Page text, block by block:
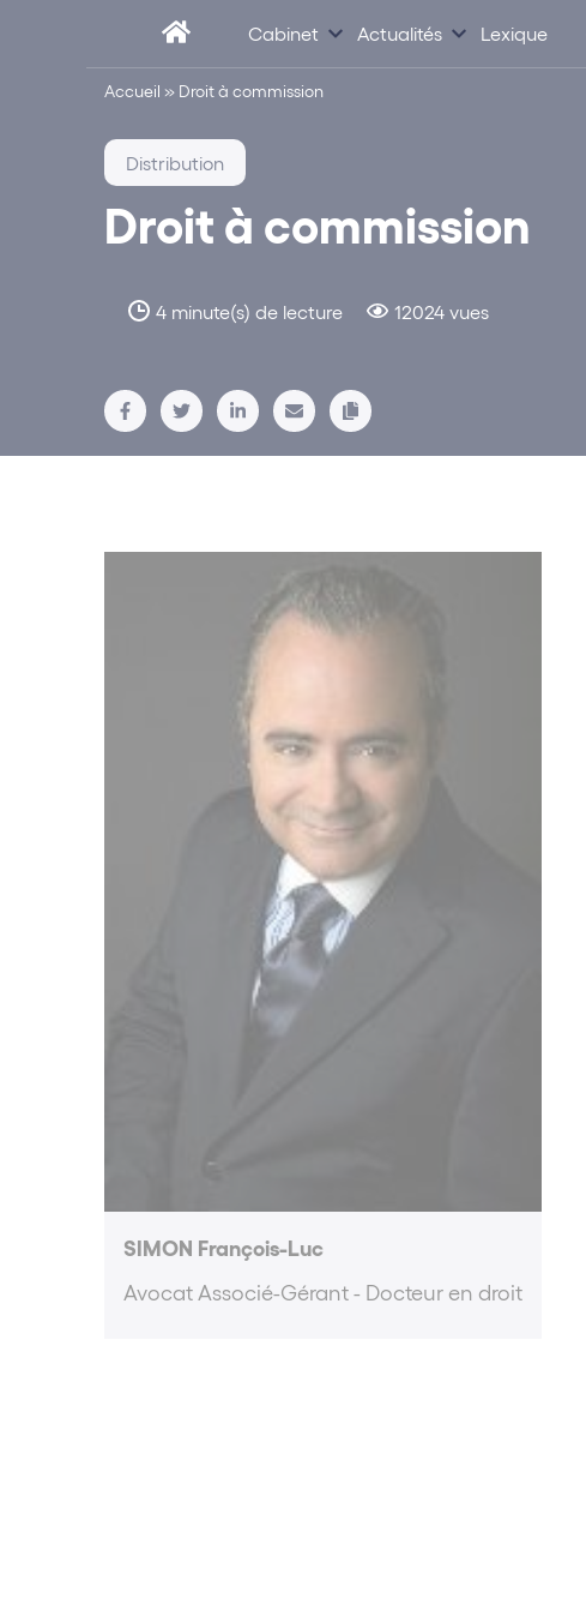
Cabinet Actualités Lexique
Accueil » Droit à commission
Droit à commission
4 minute(s) de lecture 12024 vues
Distribution
SIMON François-Luc
Avocat Associé-Gérant - Docteur en droit